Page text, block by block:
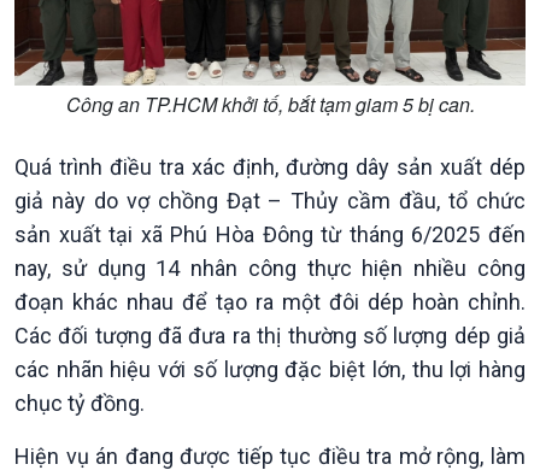
Xã hội
360 độ Sức khỏe
Chuyển đổi Xanh
Tài nguyên và Môi trường
Chuyên gia của bạn
Xã hội chuyển động
Bước chân đến trường
Khoa học & Công nghệ
Kết nối công nghệ
Sống chung với biến đổi
khí hậu
Công an TP.HCM khởi tố, bắt tạm giam 5 bị can.
Quá trình điều tra xác định, đường dây sản xuất dép
giả này do vợ chồng Đạt – Thủy cầm đầu, tổ chức
sản xuất tại xã Phú Hòa Đông từ tháng 6/2025 đến
nay, sử dụng 14 nhân công thực hiện nhiều công
đoạn khác nhau để tạo ra một đôi dép hoàn chỉnh.
Các đối tượng đã đưa ra thị thường số lượng dép giả
các nhãn hiệu với số lượng đặc biệt lớn, thu lợi hàng
chục tỷ đồng.
Hiện vụ án đang được tiếp tục điều tra mở rộng, làm